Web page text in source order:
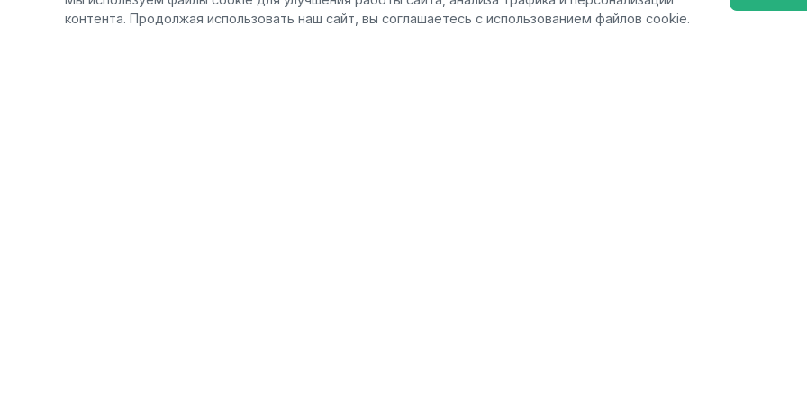
контента. Продолжая использовать наш сайт, вы соглашаетесь с использованием файлов cookie.